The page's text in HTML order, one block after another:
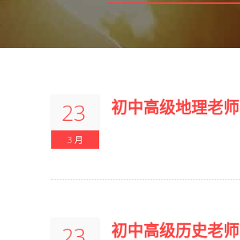
23
3 月
初中高级地理老师
初中高级历史老师